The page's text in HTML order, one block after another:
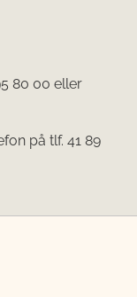
80 00 eller
på tlf. 41 89